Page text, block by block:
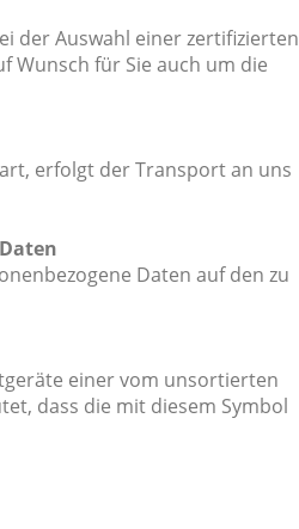
der Auswahl einer zertifizierten
Wunsch für Sie auch um die
erfolgt der Transport an uns
Daten auf den zu
einer vom unsortierten
dass die mit diesem Symbol